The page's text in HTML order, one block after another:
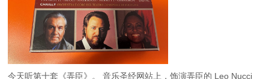
今天听第十套《弄臣》。 音乐圣经网站上，饰演弄臣的 Leo Nucci